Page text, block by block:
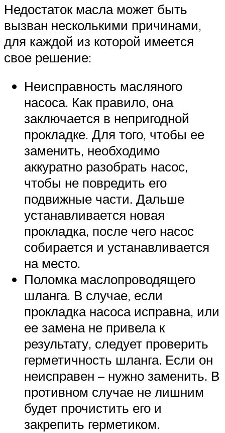
Недостаток масла может быть
вызван несколькими причинами,
для каждой из которой имеется
свое решение:
Неисправность масляного
насоса. Как правило, она
заключается в непригодной
прокладке. Для того, чтобы ее
заменить, необходимо
аккуратно разобрать насос,
чтобы не повредить его
подвижные части. Дальше
устанавливается новая
прокладка, после чего насос
собирается и устанавливается
на место.
Поломка маслопроводящего
шланга. В случае, если
прокладка насоса исправна, или
ее замена не привела к
результату, следует проверить
герметичность шланга. Если он
неисправен – нужно заменить. В
противном случае не лишним
будет прочистить его и
закрепить герметиком.